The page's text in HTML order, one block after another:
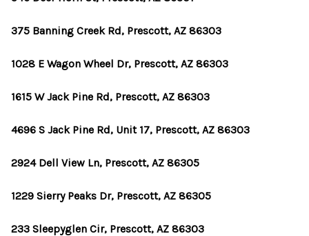
375 Banning Creek Rd, Prescott, AZ 86303
1028 E Wagon Wheel Dr, Prescott, AZ 86303
1615 W Jack Pine Rd, Prescott, AZ 86303
4696 S Jack Pine Rd, Unit 17, Prescott, AZ 86303
2924 Dell View Ln, Prescott, AZ 86305
1229 Sierry Peaks Dr, Prescott, AZ 86305
233 Sleepyglen Cir, Prescott, AZ 86303